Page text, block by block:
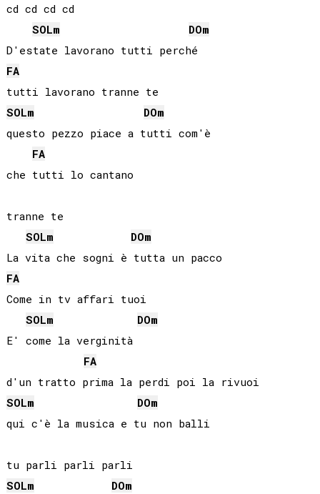
cd cd cd cd
SOLm DOm
FA
SOLm DOm
questo pezzo piace a tutti com'è
FA
che tutti lo cantano
tranne te
SOLm DOm
FA
Come in tv affari tuoi
SOLm DOm
E' come la verginità
FA
SOLm DOm
qui c'è la musica e tu non balli
SOLm DOm